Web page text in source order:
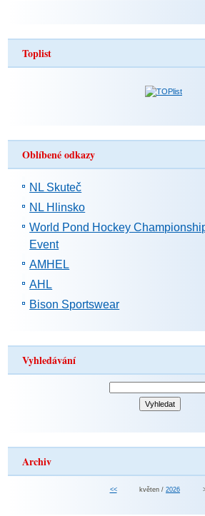
Toplist
Oblíbené odkazy
NL Skuteč
NL Hlinsko
World Pond Hockey
Event
AMHEL
AHL
Bison Sportswear
Vyhledávání
Archiv
<< květen / 2026